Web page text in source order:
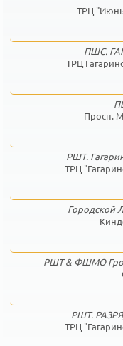
ТРЦ
ПШС.
ТРЦ
Просп.
РШТ.
ТРЦ
Городской
РШТ & ФШМО
РШТ.
ТРЦ